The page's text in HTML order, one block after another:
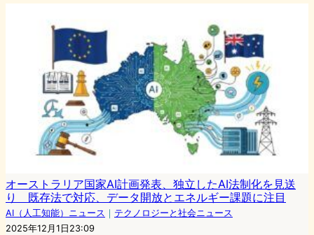
オーストラリア国家AI計画発表、独立したAI法制化を見送
り 既存法で対応、データ開放とエネルギー課題に注目
AI（人工知能）ニュース ｜ テクノロジーと社会ニュース
2025年12月1日23:09